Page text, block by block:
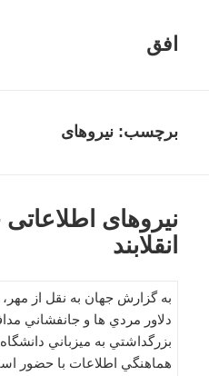
افق
برچسب:نيروهای
نيروهای
انقلابند
به گزارش جهان به نقل از
دلاور مردي ها و جانفشاني
بزرگداشتي به ميزباني
هماهنگي اطلاعات با حضور